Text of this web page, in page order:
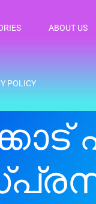
ABOUT US
POLICY